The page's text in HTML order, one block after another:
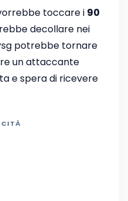
toccare i 90
decollare nei
potrebbe tornare
un attaccante
e spera di ricevere